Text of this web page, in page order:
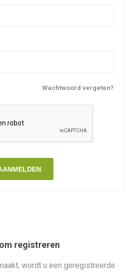
Wachtwoord vergeten?
registreren
wordt u een geregistreerde